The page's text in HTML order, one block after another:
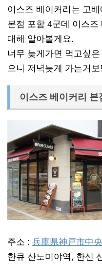
이스즈 베이커리는 고
본점 포함 4군데 이스즈
대해 알아볼게요.
너무 늦게가면 먹고싶
으니 저녁늦게 가는거
이스즈 베이커리 본
주소 : 兵庫県神戸市中
한큐 산노미야역, 한신